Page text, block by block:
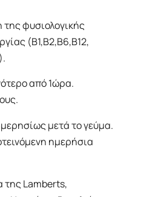
φυσιολογικής
(Β1,Β2,Β6,Β12,
από 1ώρα.
μετά το γεύμα.
ημερήσια
Lamberts,